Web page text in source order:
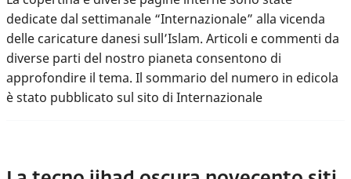
dedicate dal settimanale “Internazionale” alla vicenda
delle caricature danesi sull’Islam. Articoli e commenti da
diverse parti del nostro pianeta consentono di
approfondire il tema. Il sommario del numero in edicola
è stato pubblicato sul sito di Internazionale